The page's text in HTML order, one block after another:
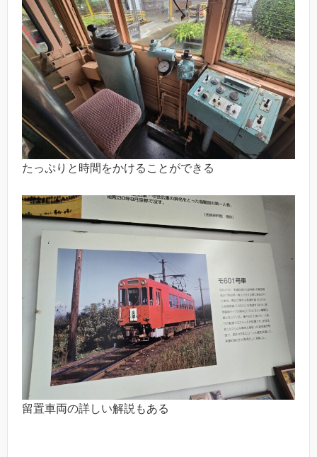
たっぷりと時間をかけることができる
留置車両の詳しい解説もある